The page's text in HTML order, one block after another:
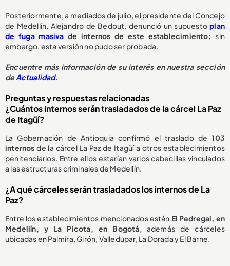
Posteriormente, a mediados de julio, el presidente del Concejo
de Medellín, Alejandro de Bedout, denunció un supuesto plan
de fuga masivade internos de este establecimiento; sin
embargo, esta versión no pudo ser probada.
Encuentre más información de su interés en nuestra sección
deActualidad.
Preguntas y respuestas relacionadas
¿Cuántos internos serán trasladados de la cárcel La Paz
de Itagüí?
La Gobernación de Antioquia confirmó el traslado de103
internos de la cárcel La Paz de Itagüí a otros establecimientos
penitenciarios. Entre ellos estarían varios cabecillas vinculados
a las estructuras criminales de Medellín.
¿A qué cárceles serán trasladados los internos de La
Paz?
Entre los establecimientos mencionados están El Pedregal, en
Medellín, y La Picota, en Bogotá , además de cárceles
ubicadas en Palmira, Girón, Valledupar, La Dorada y El Barne.